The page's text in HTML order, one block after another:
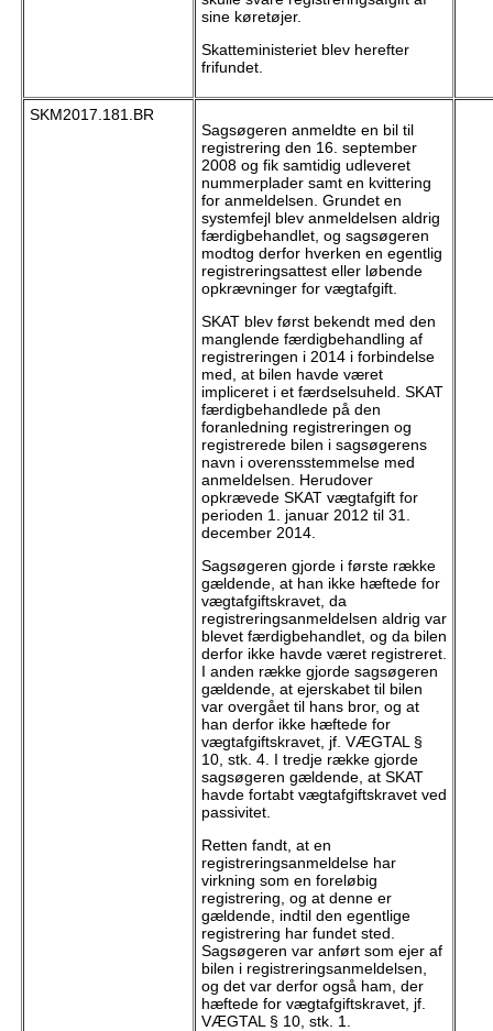
sine køretøjer.
Skatteministeriet blev herefter
frifundet.
SKM2017.181.BR
Sagsøgeren anmeldte en bil til
registrering den 16. september
2008 og fik samtidig udleveret
nummerplader samt en kvittering
for anmeldelsen. Grundet en
systemfejl blev anmeldelsen aldrig
færdigbehandlet, og sagsøgeren
modtog derfor hverken en egentlig
registreringsattest eller løbende
opkrævninger for vægtafgift.
SKAT blev først bekendt med den
manglende færdigbehandling af
registreringen i 2014 i forbindelse
med, at bilen havde været
impliceret i et færdselsuheld. SKAT
færdigbehandlede på den
foranledning registreringen og
registrerede bilen i sagsøgerens
navn i overensstemmelse med
anmeldelsen. Herudover
opkrævede SKAT vægtafgift for
perioden 1. januar 2012 til 31.
december 2014.
Sagsøgeren gjorde i første række
gældende, at han ikke hæftede for
vægtafgiftskravet, da
registreringsanmeldelsen aldrig var
blevet færdigbehandlet, og da bilen
derfor ikke havde været registreret.
I anden række gjorde sagsøgeren
gældende, at ejerskabet til bilen
var overgået til hans bror, og at
han derfor ikke hæftede for
vægtafgiftskravet, jf. VÆGTAL §
10, stk. 4. I tredje række gjorde
sagsøgeren gældende, at SKAT
havde fortabt vægtafgiftskravet ved
passivitet.
Retten fandt, at en
registreringsanmeldelse har
virkning som en foreløbig
registrering, og at denne er
gældende, indtil den egentlige
registrering har fundet sted.
Sagsøgeren var anført som ejer af
bilen i registreringsanmeldelsen,
og det var derfor også ham, der
hæftede for vægtafgiftskravet, jf.
VÆGTAL § 10, stk. 1.